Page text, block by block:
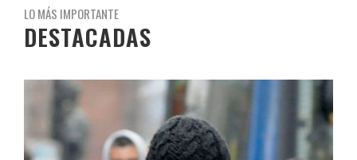
LO MÁS IMPORTANTE
DESTACADAS